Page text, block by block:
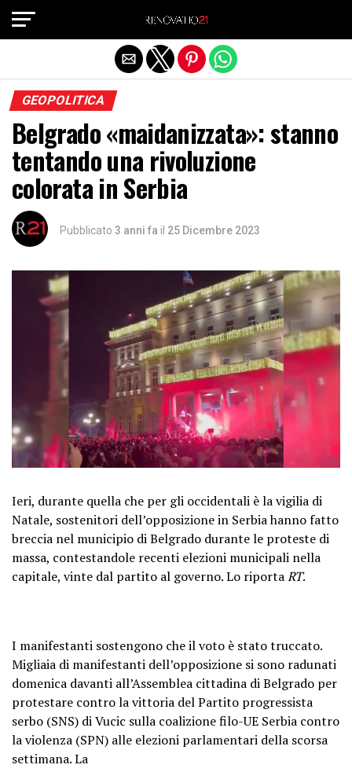
GEOPOLITICA
Belgrado «maidanizzata»: stanno
tentando una rivoluzione
colorata in Serbia
Pubblicato 3 anni fa il 25 Dicembre 2023
Ieri, durante quella che per gli occidentali è la vigilia di
Natale, sostenitori dell’opposizione in Serbia hanno fatto
breccia nel municipio di Belgrado durante le proteste di
massa, contestandole recenti elezioni municipali nella
capitale, vinte dal partito al governo. Lo riportaRT.
I manifestanti sostengono che il voto è stato truccato.
Migliaia di manifestanti dell’opposizione si sono radunati
domenica davanti all’Assemblea cittadina di Belgrado per
protestare contro la vittoria del Partito progressista
serbo (SNS) di Vucic sulla coalizione filo-UE Serbia contro
la violenza (SPN) alle elezioni parlamentari della scorsa
settimana. La
Exit mobile version